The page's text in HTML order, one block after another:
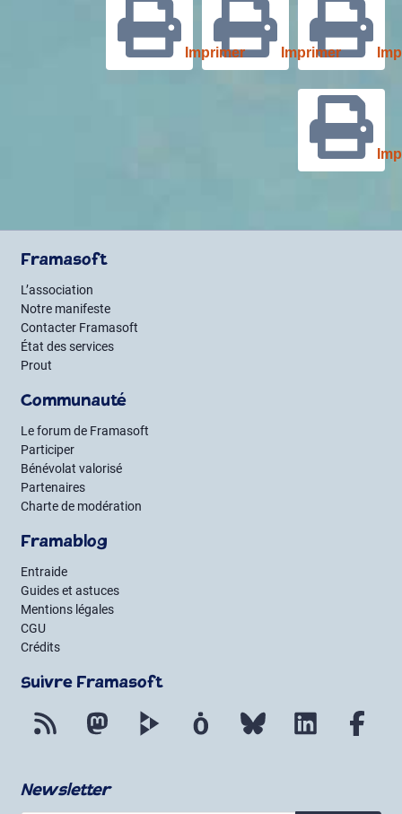
Imprimer
Imprimer
Framasoft
L’association
Notre manifeste
Contacter Framasoft
État des services
Prout
Communauté
Le forum de Framasoft
Participer
Bénévolat valorisé
Partenaires
Charte de modération
Framablog
Entraide
Guides et astuces
Mentions légales
CGU
Crédits
Suivre Framasoft
Flux RSS Mastodon PeerTube Mobilizon Bluesky LinkedIn
Newsletter